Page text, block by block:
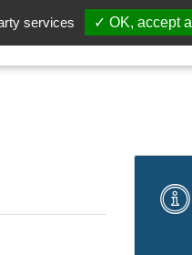
services ✓ OK, accept all